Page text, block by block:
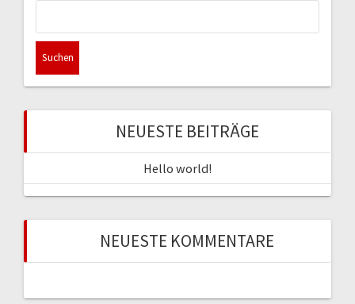
NEUESTE BEITRÄGE
Hello world!
NEUESTE KOMMENTARE